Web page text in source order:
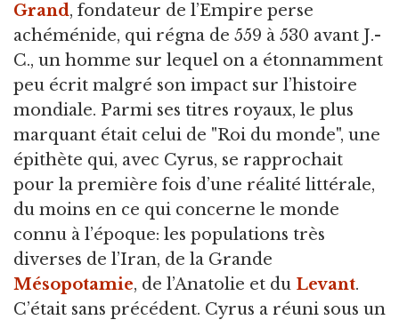
Grand, fondateur de l’Empire perse
achéménide, qui régna de 559 à 530 avant J.-
C., un homme sur lequel on a étonnamment
peu écrit malgré son impact sur l’histoire
mondiale. Parmi ses titres royaux, le plus
marquant était celui de "Roi du monde", une
épithète qui, avec Cyrus, se rapprochait
pour la première fois d’une réalité littérale,
du moins en ce qui concerne le monde
connu à l’époque: les populations très
diverses de l’Iran, de la Grande
Mésopotamie, de l’Anatolie et du Levant.
C’était sans précédent. Cyrus a réuni sous un